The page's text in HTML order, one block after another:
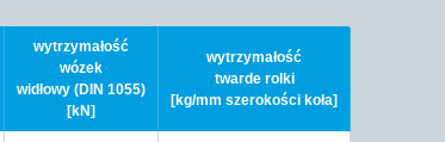
wytrzymałość
wózek
widłowy (DIN 1055)
[kN]
wytrzymałość
twarde rolki
[kg/mm szerokości koła]